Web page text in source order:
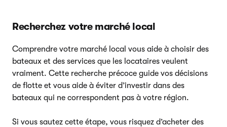
Recherchez votre marché local
Comprendre votre marché local vous aide à choisir des
bateaux et des services que les locataires veulent
vraiment. Cette recherche précoce guide vos décisions
de flotte et vous aide à éviter d’investir dans des
bateaux qui ne correspondent pas à votre région.
Si vous sautez cette étape, vous risquez d’acheter des